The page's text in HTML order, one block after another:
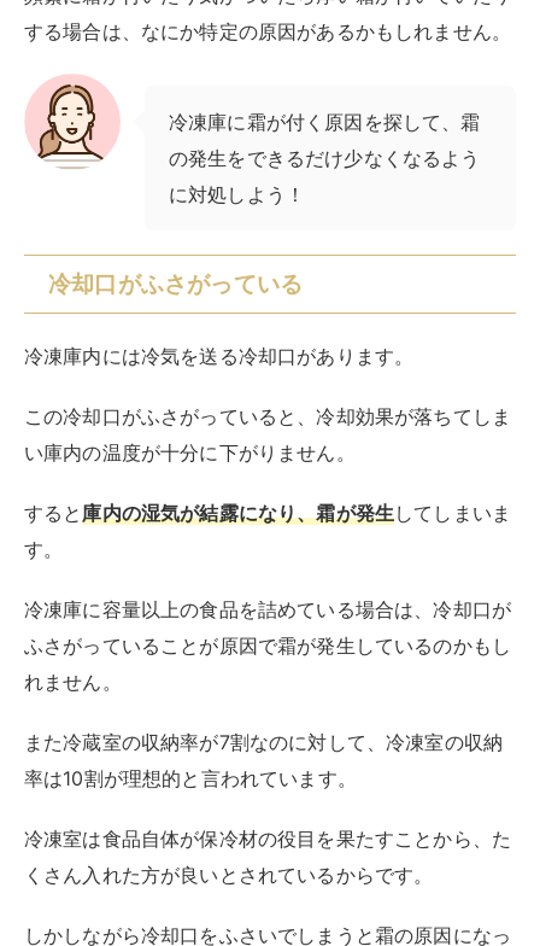
ます。
汚れている場合はタオルで拭き取るなど、定期的にお手
入れをしましょう。
ドアのゴムパッキンが劣化している
冷凍庫に霜が付く原因で見落としがちなのが、ゴムパッ
キンです。
ドアのゴムパッキンが劣化して歪んでいたり膨張したり
す。
しまい、温度差で結露が発生してします。
ゴムパッキンに汚れが溜まってドアが閉まっていないの
かもしれません。
ゴムパッキンの掃除をこまめにおこなうことも大切で
す。
半ドアなどで外気がたくさん入り込んだ
外の温かい空気と庫内の冷たい空気の温度差によって結